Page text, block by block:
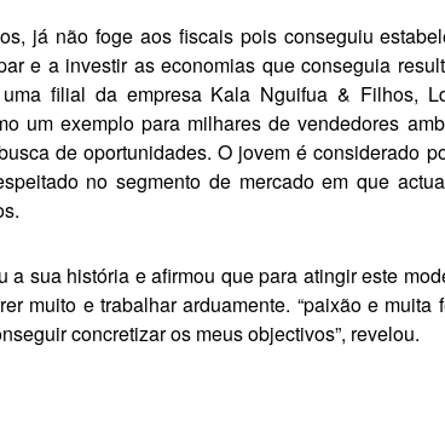
já não foge aos fiscais pois conseguiu
e a in­vestir as economias que conse­guia
filial da empresa Kala ­Nguifua & Filhos,
um exemplo para milhares de vendedores
de oportunidades. O jovem é considerado
no segmento de mercado em que
a sua história e afir­mou que para atingir este
muito e trabalhar arduamente. “paixão e
concretizar os meus objectivos”, revelou.